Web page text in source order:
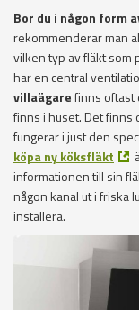
Bor du i någon form
rekommenderar man
vilken typ av fläkt som
har en central
villaägarefinns oftast
finns i huset. Det finns
fungerar i just den
köpa ny köksfläkt
informationen till sin
någon kanal ut i friska
installera.